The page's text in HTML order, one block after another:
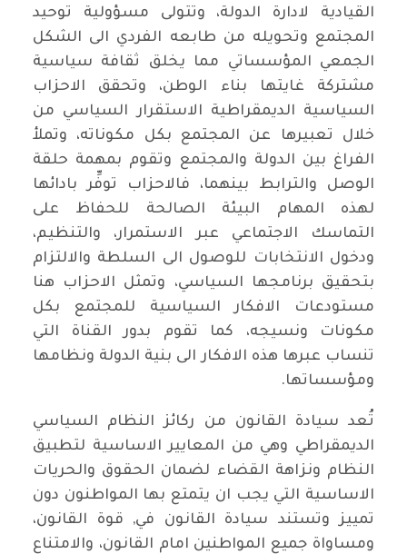
القيادية لادارة الدولة، وتتولى مسؤولية توحيد
المجتمع وتحويله من طابعه الفردي الى الشكل
الجمعي المؤسساتي مما يخلق ثقافة سياسية
مشتركة غايتها بناء الوطن، وتحقق الاحزاب
السياسية الديمقراطية الاستقرار السياسي من
خلال تعبيرها عن المجتمع بكل مكوناته، وتملأ
الفراغ بين الدولة والمجتمع وتقوم بمهمة حلقة
الوصل والترابط بينهما، فالاحزاب توفِّر بادائها
لهذه المهام البيئة الصالحة للحفاظ على
التماسك الاجتماعي عبر الاستمرار، والتنظيم،
ودخول الانتخابات للوصول الى السلطة والالتزام
بتحقيق برنامجها السياسي، وتمثل الاحزاب هنا
مستودعات الافكار السياسية للمجتمع بكل
مكونات ونسيجه، كما تقوم بدور القناة التي
تنساب عبرها هذه الافكار الى بنية الدولة ونظامها
ومؤسساتها.
تُعد سيادة القانون من ركائز النظام السياسي
الديمقراطي وهي من المعايير الاساسية لتطبيق
النظام ونزاهة القضاء لضمان الحقوق والحريات
الاساسية التي يجب ان يتمتع بها المواطنون دون
تمييز وتستند سيادة القانون في, قوة القانون،
ومساواة جميع المواطنين امام القانون، والامتناع